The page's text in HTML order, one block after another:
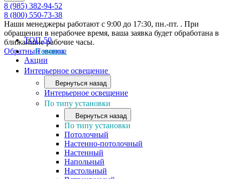
8 (985) 382-94-52
8 (800) 550-73-38
Наши менеджеры работают с 9:00 до 17:30, пн.-пт. . При
обращении в нерабочее время, ваша заявка будет обработана в
ближайшие рабочие часы.
Обратный звонок
ТОП-50
Новинки
Акции
Интерьерное освещение
Вернуться назад
Интерьерное освещение
По типу установки
Вернуться назад
По типу установки
Потолочный
Настенно-потолочный
Настенный
Напольный
Настольный